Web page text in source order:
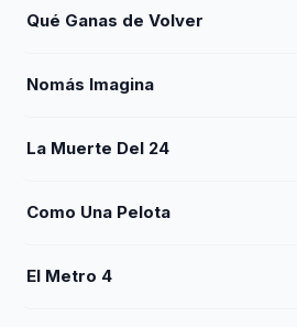
Qué Ganas de Volver
Nomás Imagina
La Muerte Del 24
Como Una Pelota
El Metro 4